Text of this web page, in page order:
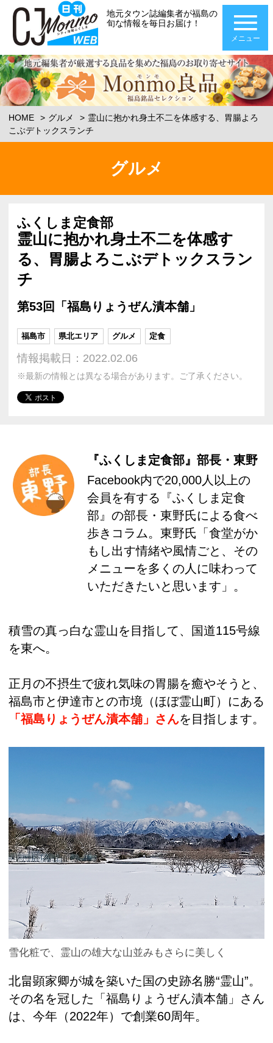
地元タウン誌編集者が福島の
旬な情報を毎日お届け！
メニュー
HOME グルメ
霊山に抱かれ身土不二を体感する、胃腸よろ
こぶデトックスランチ
グルメ
ふくしま定食部
霊山に抱かれ身土不二を体感す
る、胃腸よろこぶデトックスラン
チ
第53回「福島りょうぜん漬本舗」
福島市 県北エリア グルメ 定食
情報掲載日：2022.02.06
※最新の情報とは異なる場合があります。ご了承ください。
『ふくしま定食部』部長・東野
Facebook内で20,000人以上の
会員を有する『ふくしま定食
部』の部長・東野氏による食べ
歩きコラム。東野氏「食堂がか
もし出す情緒や風情ごと、その
メニューを多くの人に味わって
いただきたいと思います」。
積雪の真っ白な霊山を目指して、国道115号線
を東へ。
正月の不摂生で疲れ気味の胃腸を癒やそうと、
福島市と伊達市との市境（ほぼ霊山町）にある
「福島りょうぜん漬本舗」さんを目指します。
雪化粧で、霊山の雄大な山並みもさらに美しく
北畠顕家卿が城を築いた国の史跡名勝“霊山”。
その名を冠した「福島りょうぜん漬本舗」さん
は、今年（2022年）で創業60周年。